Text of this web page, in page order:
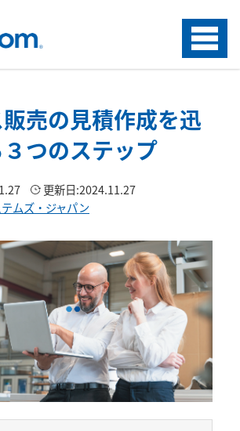
Menu
売の見積作成を迅
つのステップ
更新日:2024.11.27
ムズ・ジャパン